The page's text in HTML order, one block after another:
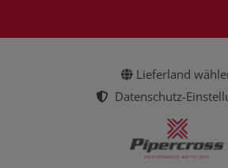
Lieferland
Datenschutz-